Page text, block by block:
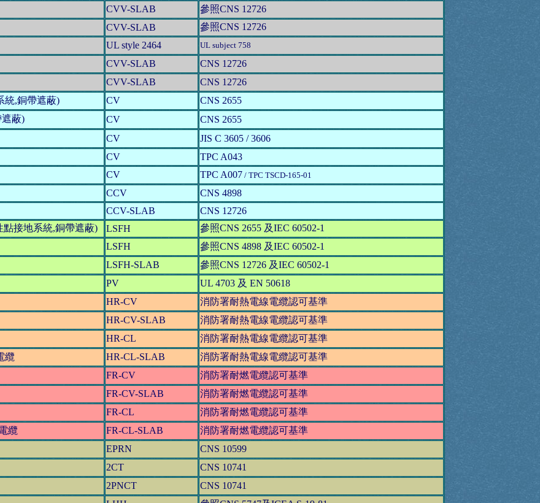
CVV-SLAB
參照CNS 12726
CVV-SLAB
參照CNS 12726
UL style 2464 UL subject 758
CVV-SLAB
CNS 12726
CVV-SLAB
CNS 12726
統,銅帶遮蔽)
CV
CNS 2655
蔽) CV
CNS 2655
CV
JIS C 3605 / 3606
CV
TPC A043
CV TPC A007 / TPC TSCD-165-01
CCV
CNS 4898
CCV-SLAB
CNS 12726
點接地系統,銅帶遮蔽) LSFH
參照CNS 2655 及IEC 60502-1
LSFH
參照CNS 4898 及IEC 60502-1
LSFH-SLAB
參照CNS 12726 及IEC 60502-1
PV
UL 4703 及 EN 50618
HR-CV
消防署耐熱電線電纜認可基準
HR-CV-SLAB
消防署耐熱電線電纜認可基準
HR-CL
消防署耐熱電線電纜認可基準
纜 HR-CL-SLAB
消防署耐熱電線電纜認可基準
FR-CV
消防署耐燃電纜認可基準
FR-CV-SLAB
消防署耐燃電纜認可基準
FR-CL
消防署耐燃電纜認可基準
纜 FR-CL-SLAB
消防署耐燃電纜認可基準
EPRN
CNS 10599
2CT
CNS 10741
2PNCT
CNS 10741